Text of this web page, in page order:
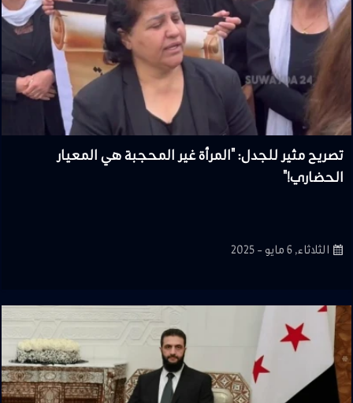
تصريح مثير للجدل: "المرأة غير المحجبة هي المعيار
الحضاري!"
الثلاثاء, 6 مايو - 2025